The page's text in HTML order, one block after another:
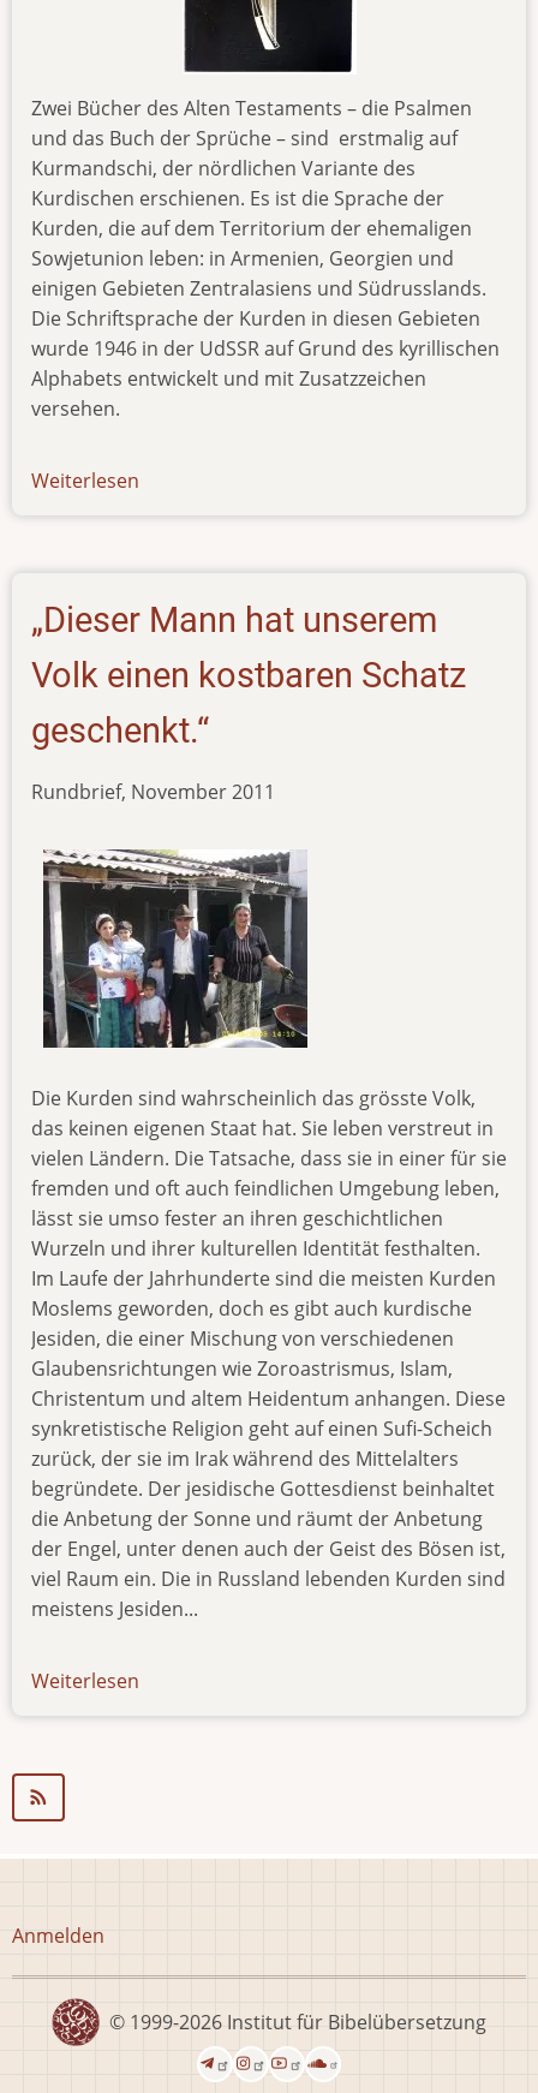
Zwei Bücher des Alten Testaments – die Psalmen
und das Buch der Sprüche – sind erstmalig auf
Kurmandschi, der nördlichen Variante des
Kurdischen erschienen. Es ist die Sprache der
Kurden, die auf dem Territorium der ehemaligen
Sowjetunion leben: in Armenien, Georgien und
einigen Gebieten Zentralasiens und Südrusslands.
Die Schriftsprache der Kurden in diesen Gebieten
wurde 1946 in der UdSSR auf Grund des kyrillischen
Alphabets entwickelt und mit Zusatzzeichen
versehen.
Weiterlesen
„Dieser Mann hat unserem
Volk einen kostbaren Schatz
geschenkt.“
Rundbrief, November 2011
Die Kurden sind wahrscheinlich das grösste Volk,
das keinen eigenen Staat hat. Sie leben verstreut in
vielen Ländern. Die Tatsache, dass sie in einer für sie
fremden und oft auch feindlichen Umgebung leben,
lässt sie umso fester an ihren geschichtlichen
Wurzeln und ihrer kulturellen Identität festhalten.
Im Laufe der Jahrhunderte sind die meisten Kurden
Moslems geworden, doch es gibt auch kurdische
Jesiden, die einer Mischung von verschiedenen
Glaubensrichtungen wie Zoroastrismus, Islam,
Christentum und altem Heidentum anhangen. Diese
synkretistische Religion geht auf einen Sufi-Scheich
zurück, der sie im Irak während des Mittelalters
begründete. Der jesidische Gottesdienst beinhaltet
die Anbetung der Sonne und räumt der Anbetung
der Engel, unter denen auch der Geist des Bösen ist,
viel Raum ein. Die in Russland lebenden Kurden sind
meistens Jesiden...
Weiterlesen
Benutzermenü
Anmelden
© 1999-2026 Institut für Bibelübersetzung